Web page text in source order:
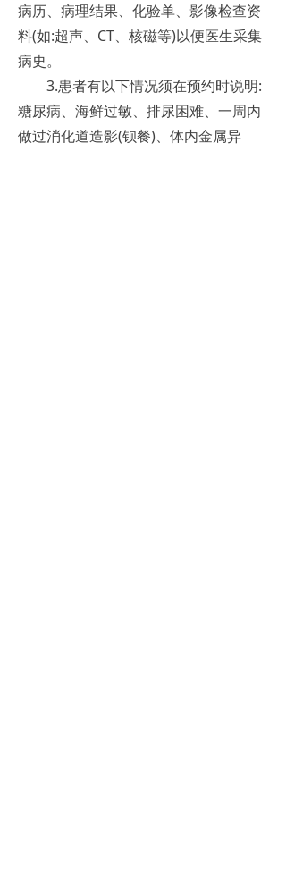
病历、病理结果、化验单、影像检查资
料(如:超声、CT、核磁等)以便医生采集
病史。
3.患者有以下情况须在预约时说明:
糖尿病、海鲜过敏、排尿困难、一周内
做过消化道造影(钡餐)、体内金属异